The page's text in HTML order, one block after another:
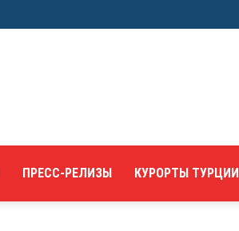
ПРЕСС-РЕЛИЗЫ КУРОРТЫ ТУРЦИИ